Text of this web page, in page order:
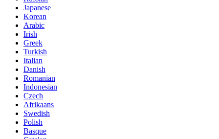
Japanese
Korean
Arabic
Irish
Greek
Turkish
Italian
Danish
Romanian
Indonesian
Czech
Afrikaans
Swedish
Polish
Basque